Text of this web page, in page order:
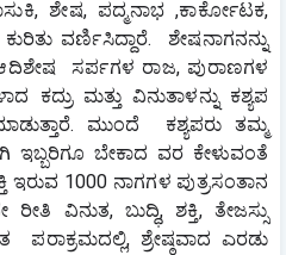
ಶೇಷ, ಪದ್ಮನಾಭ ,ಕಾರ್ಕೋಟಕ,
ವರ್ಣಿಸಿದ್ದಾರೆ.  ಶೇಷನಾಗನನ್ನು
ಸರ್ಪಗಳ ರಾಜ, ಪುರಾಣಗಳ
ಕದ್ರು ಮತ್ತು ವಿನುತಾಳನ್ನು ಕಶ್ಯಪ
ಮುಂದೆ  ಕಶ್ಯಪರು ತಮ್ಮ
ಇಬ್ಬರಿಗೂ ಬೇಕಾದ ವರ ಕೇಳುವಂತೆ
ಇರುವ 1000 ನಾಗಗಳ ಪುತ್ರಸಂತಾನ
ವಿನುತ, ಬುದ್ಧಿ, ಶಕ್ತಿ, ತೇಜಸ್ಸು
ಶ್ರೇಷ್ಠವಾದ ಎರಡು